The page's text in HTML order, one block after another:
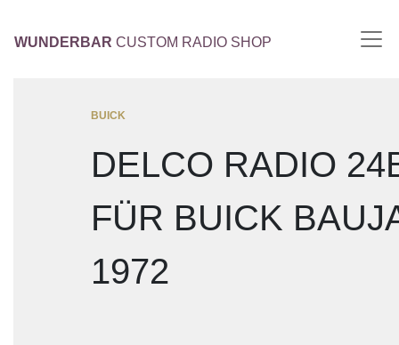
WUNDERBAR CUSTOM RADIO SHOP
BUICK
DELCO RADIO
FÜR BUICK
1972